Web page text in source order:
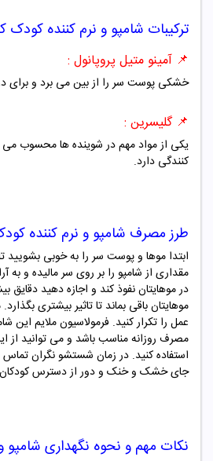
ترکیبات شامپو و نرم کننده کودک
📌 آمینو متیل پروپانول :
خشکی پوست سر را از بین می برد و برای
📌گلیسرین :
یکی از مواد مهم در شوینده ها محسوب
کنندگی دارد.
طرز مصرف شامپو و نرم کننده
ابتدا موها و پوست سر را به خوبی
مقداری از شامپو را بر روی سر مالیده و به
در موهایتان نفوذ کند و اجازه دهید دقایق
موهایتان باقی بماند تا تاثیر بیشتری
عمل را تکرار کنید. فرمولاسیون ملایم این
مصرف روزانه مناسب باشد و می توانید از
استفاده کنید. در زمان شستشو نگران تماس
جای خشک و خنک و دور از دسترس
نکات مهم و نحوه نگهداری شامپو